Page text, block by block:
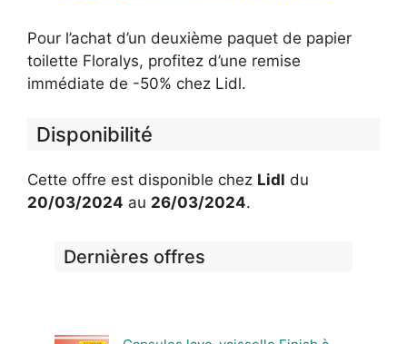
Pour l’achat d’un deuxième paquet de papier
toilette Floralys, profitez d’une remise
immédiate de -50% chez Lidl.
Disponibilité
Cette offre est disponible chez Lidl du
20/03/2024 au 26/03/2024.
Dernières offres